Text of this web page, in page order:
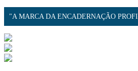
"A MARCA DA ENCADERNAÇÃO